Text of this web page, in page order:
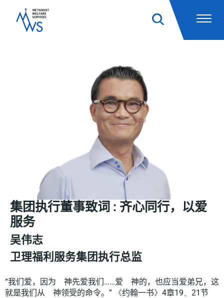
集团执行董事致词 : 齐心同行，以爱
服务
吴伟志
卫理福利服务集团执行总监
“我们爱， 因为 神先爱我们……爱 神的，也应当爱弟兄，这
就是我们从 神领受的命令。 ” 《约翰一书》 4章19、 21节